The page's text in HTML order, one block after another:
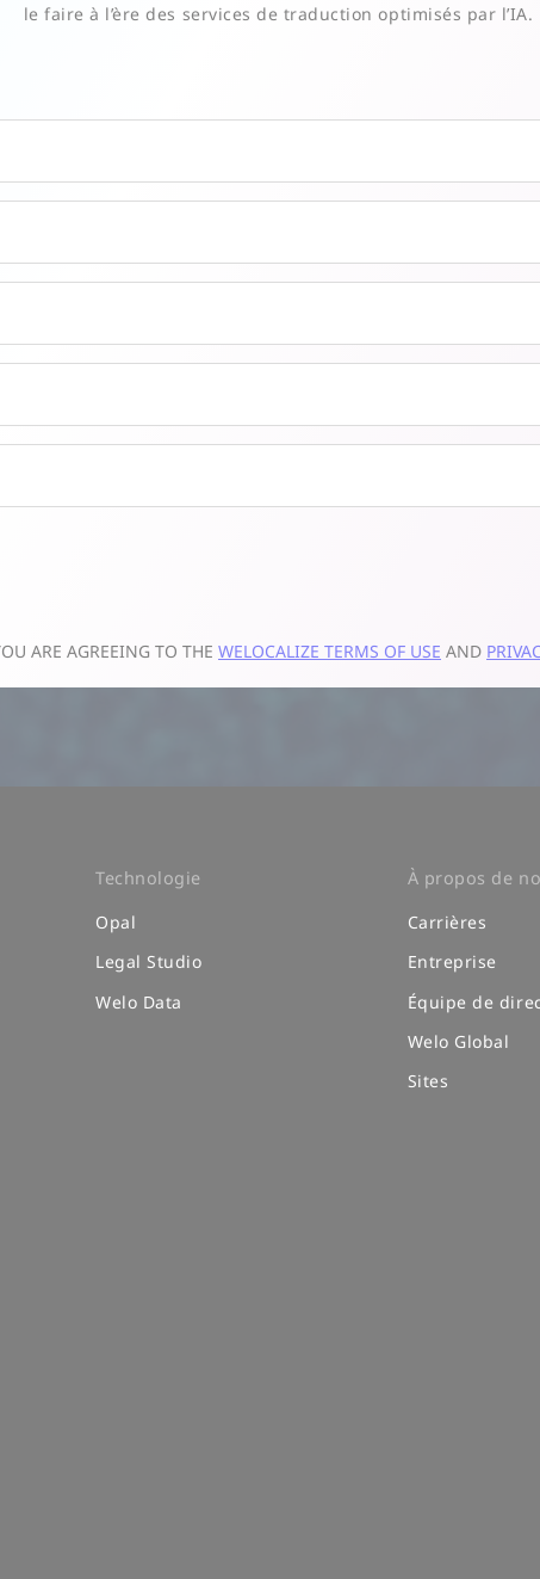
le faire à l’ère des services de traduction optimisés par l’IA.
Technologie
Opal
Legal Studio
Welo Data
À propos de
Carrières
Entreprise
Équipe de
Welo Global
Sites